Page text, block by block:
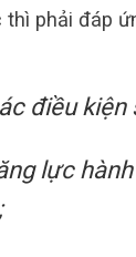
phải đáp
điều kiện
lực